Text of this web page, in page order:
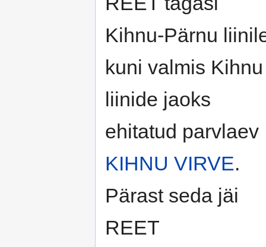
Kihnu-Pärnu
kuni valmis Kihnu
liinide jaoks
ehitatud parvlaev
KIHNU VIRVE.
Pärast seda jäi
REET